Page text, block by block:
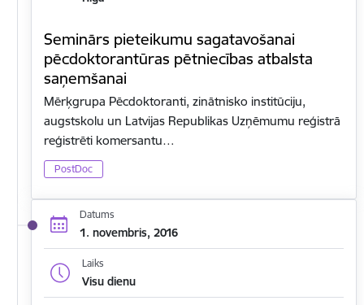
Seminārs pieteikumu sagatavošanai
pēcdoktorantūras pētniecības atbalsta
saņemšanai
Mērķgrupa Pēcdoktoranti, zinātnisko institūciju,
augstskolu un Latvijas Republikas Uzņēmumu reģistrā
reģistrēti komersantu…
PostDoc
Datums
1. novembris, 2016
Laiks
Visu dienu